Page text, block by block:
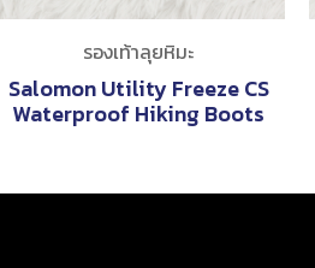
รองเท้าลุยหิมะ
Salomon Utility Freeze CS
Waterproof Hiking Boots